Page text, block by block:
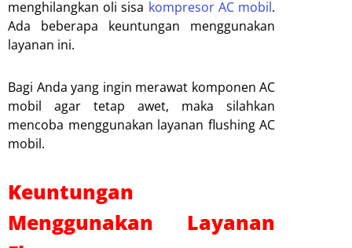
menghilangkan oli sisa kompresor AC mobil.
Ada beberapa keuntungan menggunakan
layanan ini.
Bagi Anda yang ingin merawat komponen AC
mobil agar tetap awet, maka silahkan
mencoba menggunakan layanan flushing AC
mobil.
Keuntungan
Menggunakan Layanan